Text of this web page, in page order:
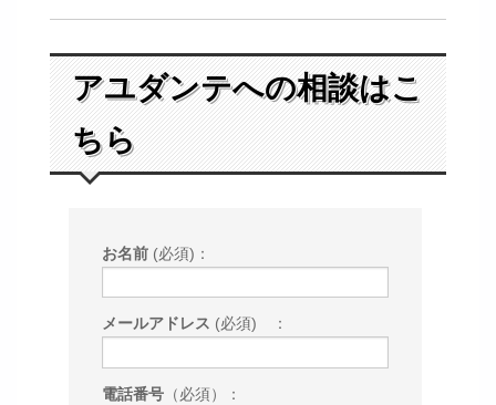
アユダンテへの相談はこ
ちら
お名前 (必須)：
メールアドレス (必須) ：
電話番号 （必須）：